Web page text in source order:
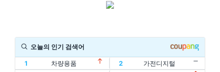
오늘의 인기 검색어
1
차량용품
2
가전디지털